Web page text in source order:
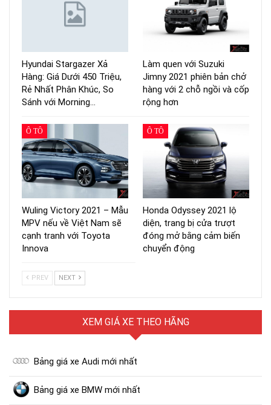
Hyundai Stargazer Xả
Hàng: Giá Dưới 450 Triệu,
Rẻ Nhất Phân Khúc, So
Sánh với Morning…
Làm quen với Suzuki
Jimny 2021 phiên bản chở
hàng với 2 chỗ ngồi và cốp
rộng hơn
Ô TÔ
Wuling Victory 2021 – Mẫu
MPV nếu về Việt Nam sẽ
cạnh tranh với Toyota
Innova
Ô TÔ
Honda Odyssey 2021 lộ
diện, trang bị cửa trượt
đóng mở bằng cảm biến
chuyển động
PREV NEXT
XEM GIÁ XE THEO HÃNG
Bảng giá xe Audi mới nhất
Bảng giá xe BMW mới nhất